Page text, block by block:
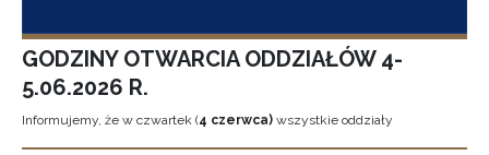
GODZINY OTWARCIA ODDZIAŁÓW 4-
5.06.2026 R.
Informujemy, że w czwartek (4 czerwca) wszystkie oddziały